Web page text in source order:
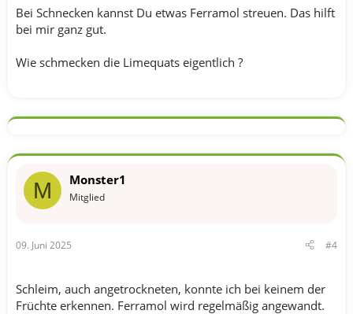
Bei Schnecken kannst Du etwas Ferramol streuen. Das hilft
bei mir ganz gut.
Wie schmecken die Limequats eigentlich ?
M Monster1
Mitglied
09. Juni 2025 #4
Schleim, auch angetrockneten, konnte ich bei keinem der
Früchte erkennen. Ferramol wird regelmäßig angewandt.